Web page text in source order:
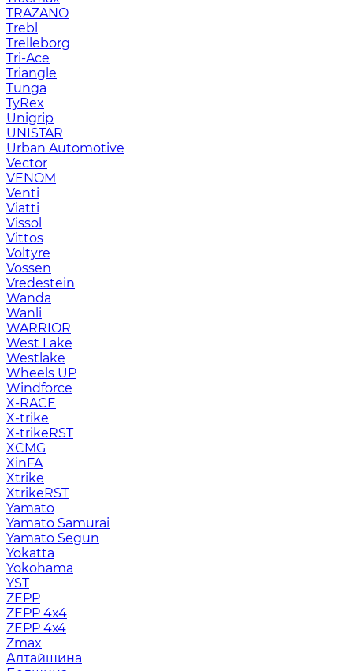
TRAZANO
Trebl
Trelleborg
Tri-Ace
Triangle
Tunga
TyRex
Unigrip
UNISTAR
Urban Automotive
Vector
VENOM
Venti
Viatti
Vissol
Vittos
Voltyre
Vossen
Vredestein
Wanda
Wanli
WARRIOR
West Lake
Westlake
Wheels UP
Windforce
X-RACE
X-trike
X-trikeRST
XCMG
XinFA
Xtrike
XtrikeRST
Yamato
Yamato Samurai
Yamato Segun
Yokatta
Yokohama
YST
ZEPP
ZEPP 4x4
ZEPP 4х4
Zmax
Алтайшина